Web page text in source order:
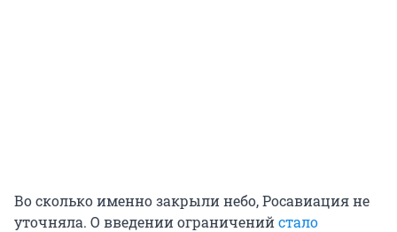
Во сколько именно закрыли небо, Росавиация не
уточняла. О введении ограниченийстало